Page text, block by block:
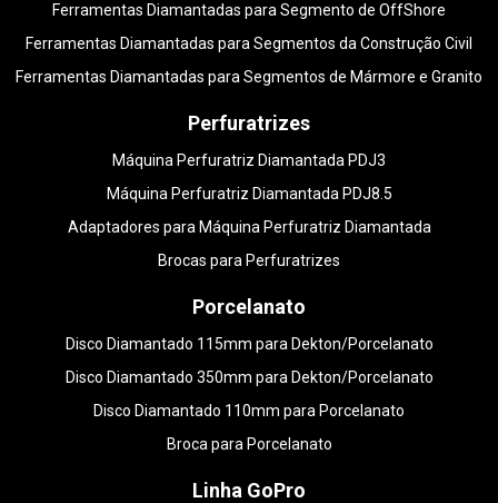
Ferramentas Diamantadas para Segmento de OffShore
Ferramentas Diamantadas para Segmentos da Construção Civil
Ferramentas Diamantadas para Segmentos de Mármore e Granito
Perfuratrizes
Máquina Perfuratriz Diamantada PDJ3
Máquina Perfuratriz Diamantada PDJ8.5
Adaptadores para Máquina Perfuratriz Diamantada
Brocas para Perfuratrizes
Porcelanato
Disco Diamantado 115mm para Dekton/Porcelanato
Disco Diamantado 350mm para Dekton/Porcelanato
Disco Diamantado 110mm para Porcelanato
Broca para Porcelanato
Linha GoPro